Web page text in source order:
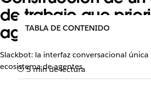
de trabajo que
agentes en Slack
Slackbot: la interfaz conversacional única
ecosistema de agentes
TABLA DE CONTENIDO
5 min de lectura